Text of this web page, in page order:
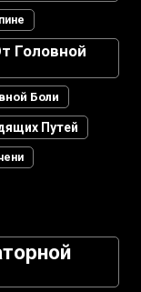
Головной
Боли
Путей